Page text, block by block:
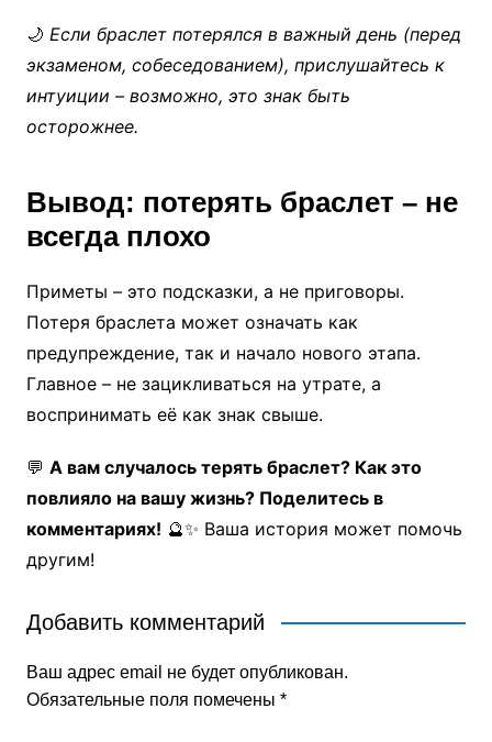
🌙 Если браслет потерялся в важный день (перед
экзаменом, собеседованием), прислушайтесь к
интуиции – возможно, это знак быть
осторожнее.
Вывод: потерять браслет – не
всегда плохо
Приметы – это подсказки, а не приговоры.
Потеря браслета может означать как
предупреждение, так и начало нового этапа.
Главное – не зацикливаться на утрате, а
воспринимать её как знак свыше.
💬 А вам случалось терять браслет? Как это
повлияло на вашу жизнь? Поделитесь в
комментариях! 🔮✨ Ваша история может помочь
другим!
Добавить комментарий
Ваш адрес email не будет опубликован.
Обязательные поля помечены *